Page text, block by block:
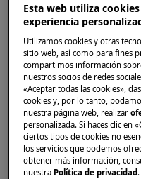
¡ADVERTENCIA!
ELÉCTRICA
Antes de cualquier
mantenimiento,
desconecte el
Esta web utiliza
experiencia
Utilizamos cookies y otras
sitio web, así como para fines
compartimos información
nuestros socios de redes
«Aceptar todas las cookies»,
cookies y, por lo tanto,
nuestra página web, realizar
personalizada. Si haces clic en
ciertos tipos de cookies no
los servicios que podemos
obtener más información,
nuestra Política de privacidad.